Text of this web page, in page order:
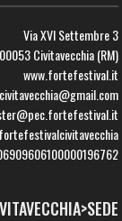
Via XVI Settembre 3
00053 Civitavecchia (RM)
www.fortefestival.it